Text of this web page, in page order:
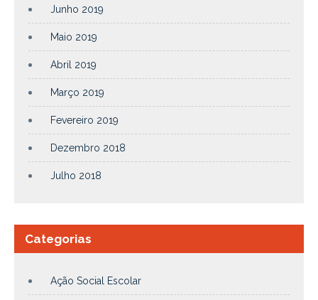
Junho 2019
Maio 2019
Abril 2019
Março 2019
Fevereiro 2019
Dezembro 2018
Julho 2018
Categorias
Ação Social Escolar